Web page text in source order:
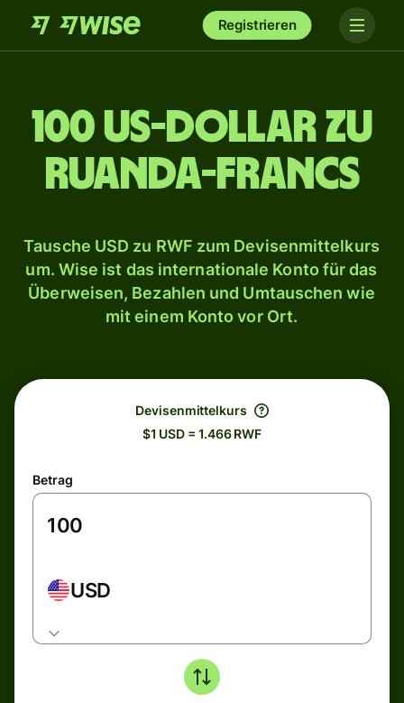
Registrieren
100 US-Dollar zu
Ruanda-Francs
Tausche USD zu RWF zum Devisenmittelkurs
um. Wise ist das internationale Konto für das
Überweisen, Bezahlen und Umtauschen wie
mit einem Konto vor Ort.
Devisenmittelkurs
$1 USD = 1.466 RWF
Betrag
USD